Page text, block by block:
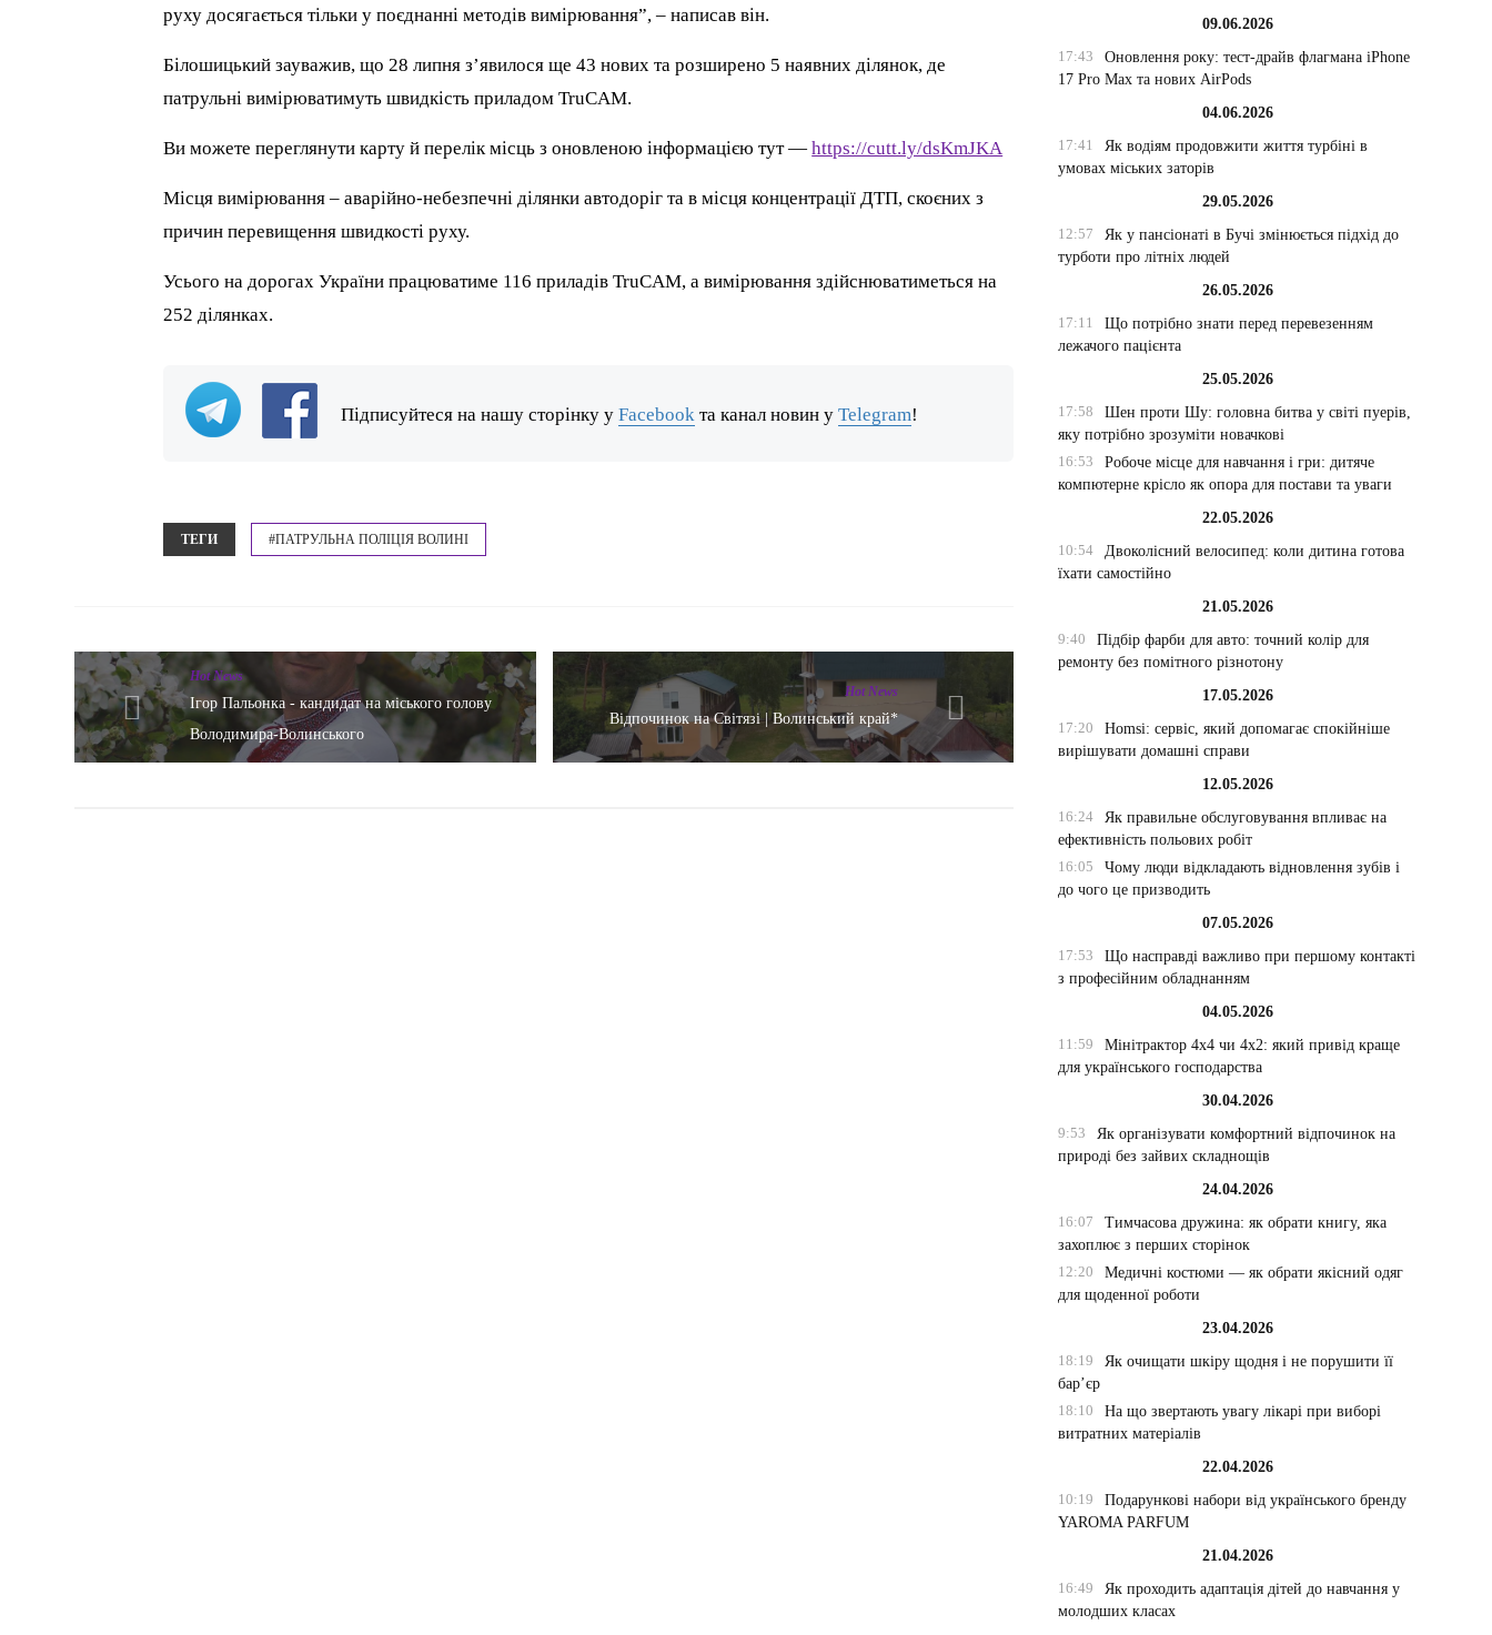
руху досягається тільки у поєднанні методів вимірювання”, – написав він.
Білошицький зауважив, що 28 липня з’явилося ще 43 нових та розширено 5 наявних ділянок, де
патрульні вимірюватимуть швидкість приладом TruCAM.
Ви можете переглянути карту й перелік місць з оновленою інформацією тут —https://cutt.ly/dsKmJKA
Місця вимірювання – аварійно-небезпечні ділянки автодоріг та в місця концентрації ДТП, скоєних з
причин перевищення швидкості руху.
Усього на дорогах України працюватиме 116 приладів TruCAM, а вимірювання здійснюватиметься на
252 ділянках.
Підписуйтеся на нашу сторінку уFacebook та канал новин уTelegram!
ТЕГИ #ПАТРУЛЬНА ПОЛІЦІЯ ВОЛИНІ
Hot News
Ігор Пальонка - кандидат на міського голову
Володимира-Волинського
Hot News
Відпочинок на Світязі | Волинський край*
09.06.2026
17:43
Оновлення року: тест-драйв флагмана iPhone
17 Pro Max та нових AirPods
04.06.2026
17:41
Як водіям продовжити життя турбіні в
умовах міських заторів
29.05.2026
12:57
Як у пансіонаті в Бучі змінюється підхід до
турботи про літніх людей
26.05.2026
17:11
Що потрібно знати перед перевезенням
лежачого пацієнта
25.05.2026
17:58
Шен проти Шу: головна битва у світі пуерів,
яку потрібно зрозуміти новачкові
16:53
Робоче місце для навчання і гри: дитяче
компютерне крісло як опора для постави та уваги
22.05.2026
10:54
Двоколісний велосипед: коли дитина готова
їхати самостійно
21.05.2026
9:40
Підбір фарби для авто: точний колір для
ремонту без помітного різнотону
17.05.2026
17:20
Homsi: сервіс, який допомагає спокійніше
вирішувати домашні справи
12.05.2026
16:24
Як правильне обслуговування впливає на
ефективність польових робіт
16:05
Чому люди відкладають відновлення зубів і
до чого це призводить
07.05.2026
17:53
Що насправді важливо при першому контакті
з професійним обладнанням
04.05.2026
11:59
Мінітрактор 4х4 чи 4х2: який привід краще
для українського господарства
30.04.2026
9:53
Як організувати комфортний відпочинок на
природі без зайвих складнощів
24.04.2026
16:07
Тимчасова дружина: як обрати книгу, яка
захоплює з перших сторінок
12:20
Медичні костюми — як обрати якісний одяг
для щоденної роботи
23.04.2026
18:19
Як очищати шкіру щодня і не порушити її
бар’єр
18:10
На що звертають увагу лікарі при виборі
витратних матеріалів
22.04.2026
10:19
Подарункові набори від українського бренду
YAROMA PARFUM
21.04.2026
16:49
Як проходить адаптація дітей до навчання у
молодших класах